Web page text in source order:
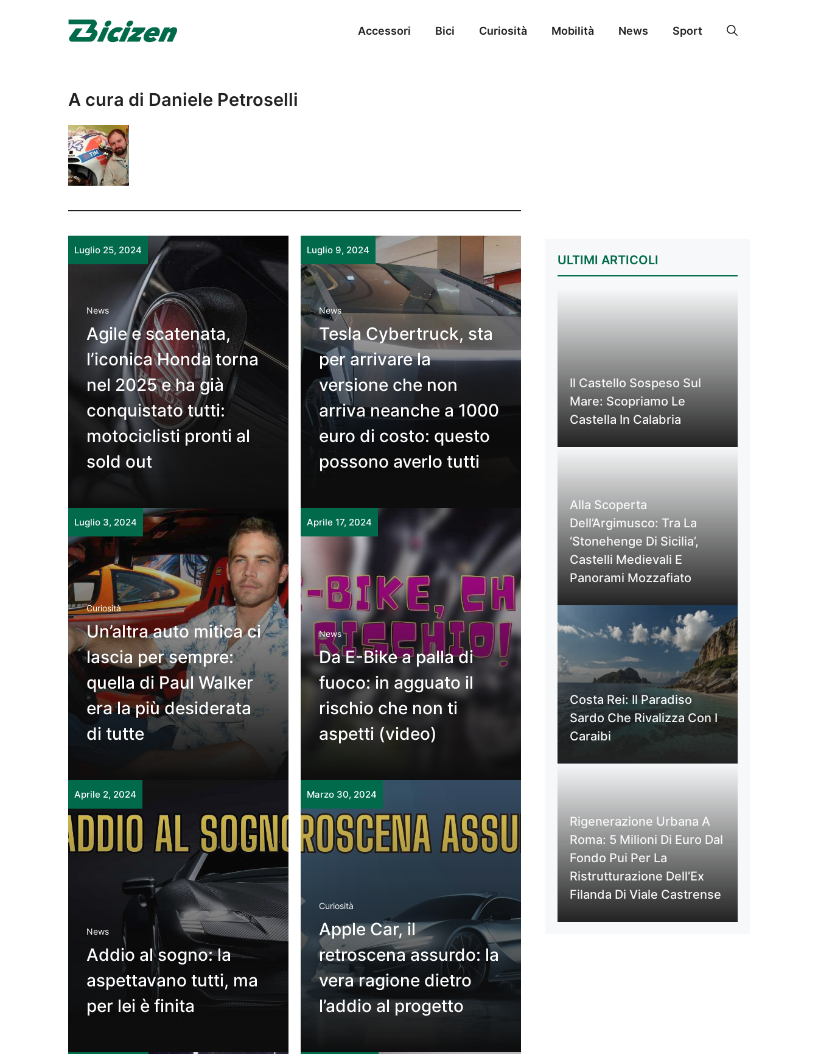
Accessori Bici Curiosità Mobilità News Sport
A cura di Daniele Petroselli
Luglio 25, 2024
News
Agile e scatenata,
l’iconica Honda torna
nel 2025 e ha già
conquistato tutti:
motociclisti pronti al
sold out
Luglio 9, 2024
News
Tesla Cybertruck, sta
per arrivare la
versione che non
arriva neanche a 1000
euro di costo: questo
possono averlo tutti
Luglio 3, 2024
Curiosità
Un’altra auto mitica ci
lascia per sempre:
quella di Paul Walker
era la più desiderata
di tutte
Aprile 17, 2024
News
Da E-Bike a palla di
fuoco: in agguato il
rischio che non ti
aspetti (video)
Aprile 2, 2024
News
Addio al sogno: la
aspettavano tutti, ma
per lei è finita
Marzo 30, 2024
Curiosità
Apple Car, il
retroscena assurdo: la
vera ragione dietro
l’addio al progetto
ULTIMI ARTICOLI
Il Castello Sospeso Sul
Mare: Scopriamo Le
Castella In Calabria
Alla Scoperta
Dell’Argimusco: Tra La
‘Stonehenge Di Sicilia’,
Castelli Medievali E
Panorami Mozzafiato
Costa Rei: Il Paradiso
Sardo Che Rivalizza Con I
Caraibi
Rigenerazione Urbana A
Roma: 5 Milioni Di Euro Dal
Fondo Pui Per La
Ristrutturazione Dell’Ex
Filanda Di Viale Castrense